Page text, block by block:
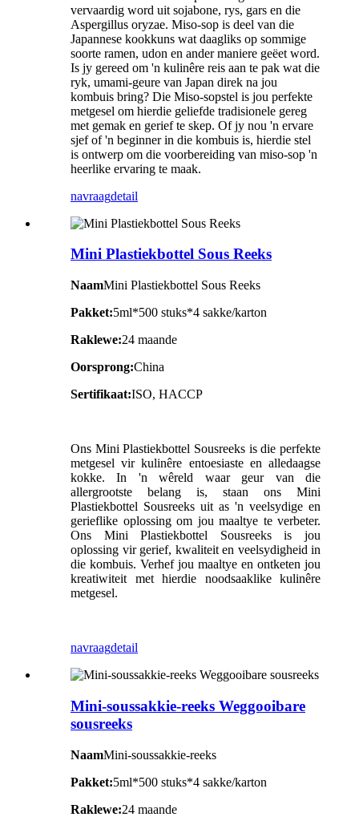
vervaardig word uit sojabone, rys, gars en die
Aspergillus oryzae. Miso-sop is deel van die
Japannese kookkuns wat daagliks op sommige
soorte ramen, udon en ander maniere geëet word.
Is jy gereed om 'n kulinêre reis aan te pak wat die
ryk, umami-geure van Japan direk na jou
kombuis bring? Die Miso-sopstel is jou perfekte
metgesel om hierdie geliefde tradisionele gereg
met gemak en gerief te skep. Of jy nou 'n ervare
sjef of 'n beginner in die kombuis is, hierdie stel
is ontwerp om die voorbereiding van miso-sop 'n
heerlike ervaring te maak.
navraagdetail
Mini Plastiekbottel Sous Reeks
NaamMini Plastiekbottel Sous Reeks
Pakket:5ml*500 stuks*4 sakke/karton
Raklewe:24 maande
Oorsprong:China
Sertifikaat:ISO, HACCP
Ons Mini Plastiekbottel Sousreeks is die perfekte
metgesel vir kulinêre entoesiaste en alledaagse
kokke. In 'n wêreld waar geur van die
allergrootste belang is, staan ​​ons Mini
Plastiekbottel Sousreeks uit as 'n veelsydige en
gerieflike oplossing om jou maaltye te verbeter.
Ons Mini Plastiekbottel Sousreeks is jou
oplossing vir gerief, kwaliteit en veelsydigheid in
die kombuis. Verhef jou maaltye en ontketen jou
kreatiwiteit met hierdie noodsaaklike kulinêre
metgesel.
navraagdetail
Mini-soussakkie-reeks Weggooibare
sousreeks
NaamMini-soussakkie-reeks
Pakket:5ml*500 stuks*4 sakke/karton
Raklewe:24 maande